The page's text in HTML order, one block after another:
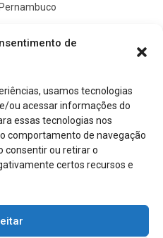
de
usamos tecnologias
ou acessar informações do
essas tecnologias nos
comportamento de navegação
consentir ou retirar o
certos recursos e
Shopping segue em ritmo